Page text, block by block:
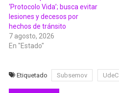
‘Protocolo Vida’; busca evitar
lesiones y decesos por
hechos de tránsito
7 agosto, 2026
En "Estado"
Etiquetado Subsemov UdeC